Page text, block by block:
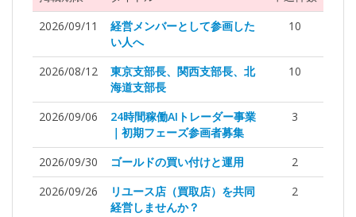
2026/09/11
経営メンバーとして参画した
い人へ
10
2026/08/12
東京支部長、関西支部長、北
海道支部長
10
2026/09/06
24時間稼働AIトレーダー事業
｜初期フェーズ参画者募集
3
2026/09/30 ゴールドの買い付けと運用
2
2026/09/26
リユース店（買取店）を共同
経営しませんか？
2